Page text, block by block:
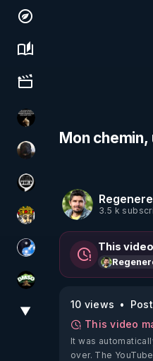
Economy, environment & technology
Science, history & spirituality
Culture, media & entertainment
Infos et vérité
TrueMedia
Notre Réalité Est Falsifiée Et Fausse
Textes Sacrés & Maîtres Spirituels
Chercheur de vérité
DMSO pour TOUS
▼
Mon
3.5 k
This
10 views
This video
It was
over. The